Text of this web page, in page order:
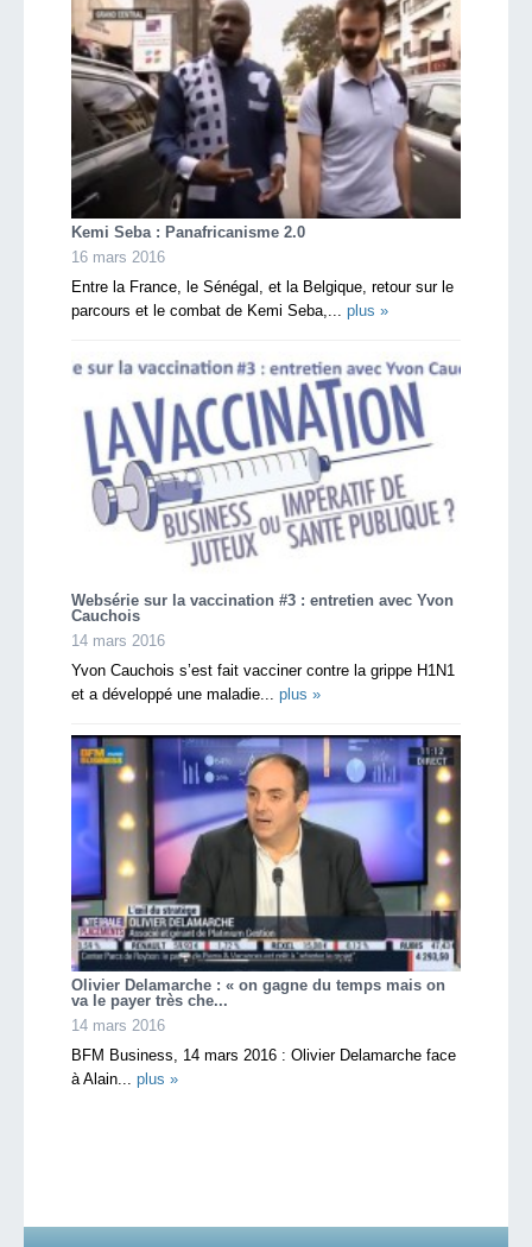
Kemi Seba : Panafricanisme 2.0
16 mars 2016
Entre la France, le Sénégal, et la Belgique, retour sur le
parcours et le combat de Kemi Seba,... plus »
Websérie sur la vaccination #3 : entretien avec Yvon
Cauchois
14 mars 2016
Yvon Cauchois s’est fait vacciner contre la grippe H1N1
et a développé une maladie... plus »
Olivier Delamarche : « on gagne du temps mais on
va le payer très che...
14 mars 2016
BFM Business, 14 mars 2016 : Olivier Delamarche face
à Alain... plus »